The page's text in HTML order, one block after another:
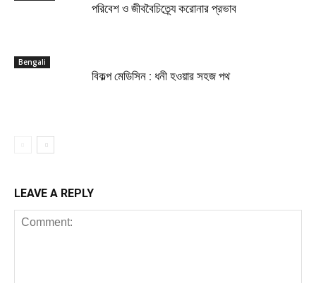
পরিবেশ ও জীববৈচিত্র্যে করোনার প্রভাব
Bengali
বিকল্প মেডিসিন : ধনী হওয়ার সহজ পথ
LEAVE A REPLY